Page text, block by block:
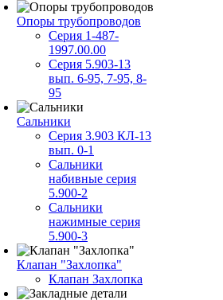
Опоры трубопроводов
Серия 1-487-
1997.00.00
Серия 5.903-13
вып. 6-95, 7-95, 8-
95
Сальники
Серия 3.903 КЛ-13
вып. 0-1
Сальники
набивные серия
5.900-2
Сальники
нажимные серия
5.900-3
Клапан "Захлопка"
Клапан Захлопка